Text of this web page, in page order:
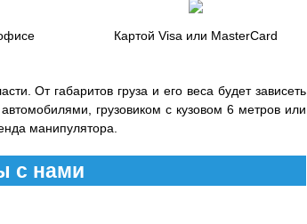
Картой Visa или MasterCard
От габаритов груза и его веса будет зависеть
грузовиком с кузовом 6 метров или
манипулятора.
с нами